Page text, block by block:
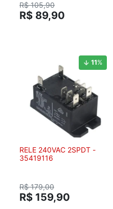
R$ 105,90
R$ 89,90
11%
RELE 240VAC 2SPDT -
35419116
R$ 179,00
R$ 159,90